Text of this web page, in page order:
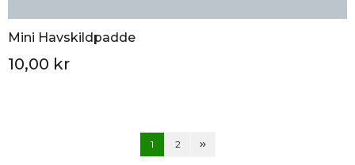
Mini Havskildpadde
10,00 kr
1 2